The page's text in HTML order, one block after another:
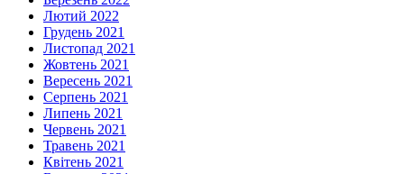
Лютий 2022
Грудень 2021
Листопад 2021
Жовтень 2021
Вересень 2021
Серпень 2021
Липень 2021
Червень 2021
Травень 2021
Квітень 2021